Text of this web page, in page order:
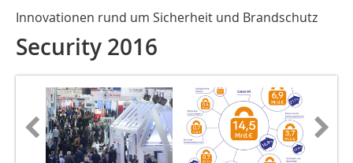
Innovationen rund um Sicherheit und Brandschutz
Security 2016